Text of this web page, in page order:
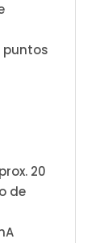
puntos
20
de